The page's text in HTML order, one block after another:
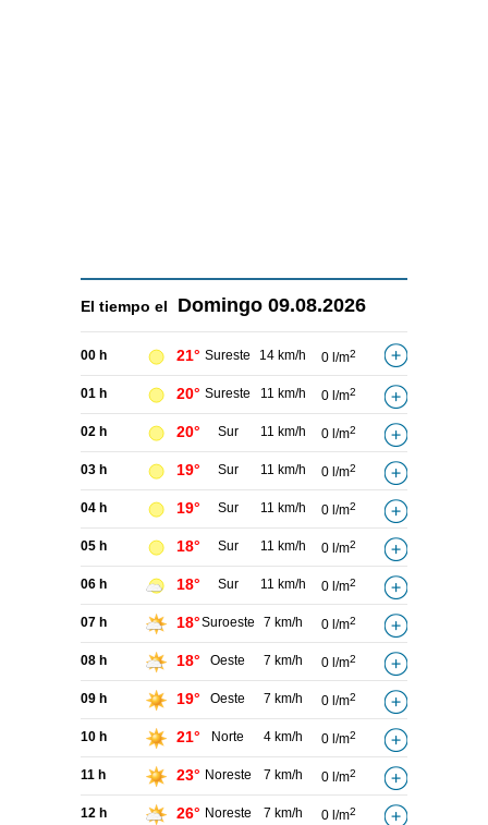
El tiempo el Domingo 09.08.2026
00 h 21° Sureste 14 km/h 0 l/m2
01 h 20° Sureste 11 km/h 0 l/m2
02 h 20° Sur 11 km/h 0 l/m2
03 h 19° Sur 11 km/h 0 l/m2
04 h 19° Sur 11 km/h 0 l/m2
05 h 18° Sur 11 km/h 0 l/m2
06 h 18° Sur 11 km/h 0 l/m2
07 h 18°Suroeste 7 km/h 0 l/m2
08 h 18° Oeste 7 km/h 0 l/m2
09 h 19° Oeste 7 km/h 0 l/m2
10 h 21° Norte 4 km/h 0 l/m2
11 h 23° Noreste 7 km/h 0 l/m2
12 h 26° Noreste 7 km/h 0 l/m2